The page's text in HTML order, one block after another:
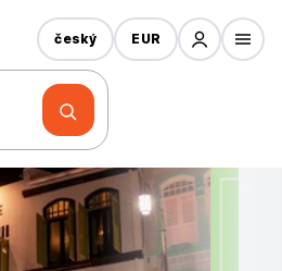
český EUR